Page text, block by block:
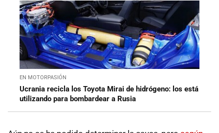
EN MOTORPASIÓN
Ucrania recicla los Toyota Mirai de hidrógeno: los está
utilizando para bombardear a Rusia